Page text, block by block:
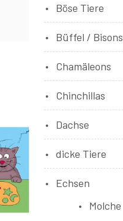
Böse Tiere
Büffel / Bisons
Chamäleons
Chinchillas
Dachse
dicke Tiere
Echsen
Molche